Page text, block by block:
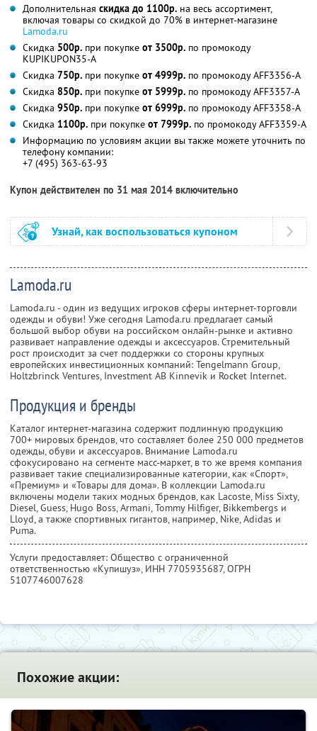
Дополнительная скидка до 1100р. на весь ассортимент,
включая товары со скидкой до 70% в интернет-магазине
Lamoda.ru
Скидка 500р. при покупке от 3500р. по промокоду
KUPIKUPON35-A
Скидка 750р. при покупке от 4999р. по промокоду AFF3356-A
Скидка 850р. при покупке от 5999р. по промокоду AFF3357-A
Скидка 950р. при покупке от 6999р. по промокоду AFF3358-A
Скидка 1100р. при покупке от 7999р. по промокоду AFF3359-A
Информацию по условиям акции вы также можете уточнить по
телефону компании:
+7 (495) 363-63-93
Купон действителен по 31 мая 2014 включительно
Узнай, как воспользоваться купоном
Lamoda.ru
Lamoda.ru - один из ведущих игроков сферы интернет-торговли
одежды и обуви! Уже сегодня Lamoda.ru предлагает самый
большой выбор обуви на российском онлайн-рынке и активно
развивает направление одежды и аксессуаров. Стремительный
рост происходит за счет поддержки со стороны крупных
европейских инвестиционных компаний: Tengelmann Group,
Holtzbrinck Ventures, Investment AB Kinnevik и Rocket Internet.
Продукция и бренды
Каталог интернет-магазина содержит подлинную продукцию
700+ мировых брендов, что составляет более 250 000 предметов
одежды, обуви и аксессуаров. Внимание Lamoda.ru
сфокусировано на сегменте масс-маркет, в то же время компания
развивает такие специализированные категории, как «Спорт»,
«Премиум» и «Товары для дома». В коллекции Lamoda.ru
включены модели таких модных брендов, как Lacoste, Miss Sixty,
Diesel, Guess, Hugo Boss, Armani, Tommy Hilfiger, Bikkembergs и
Lloyd, а также спортивных гигантов, например, Nike, Adidas и
Puma.
Услуги предоставляет: Общество с ограниченной
ответственностью «Купишуз», ИНН 7705935687, ОГРН
5107746007628
Похожие акции: